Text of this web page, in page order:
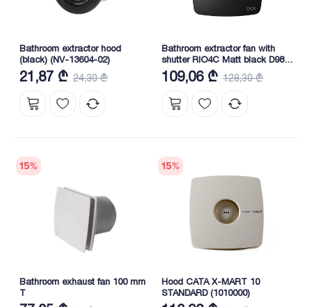
Bathroom extractor hood
(black) (NV-13604-02)
21,87 ₾ 24,30 ₾
Bathroom extractor fan with
shutter RIO4C Matt black D98
ERA
109,06 ₾ 128,30 ₾
15%
Bathroom exhaust fan 100 mm
T
15%
Hood CATA X-MART 10
STANDARD (1010000)